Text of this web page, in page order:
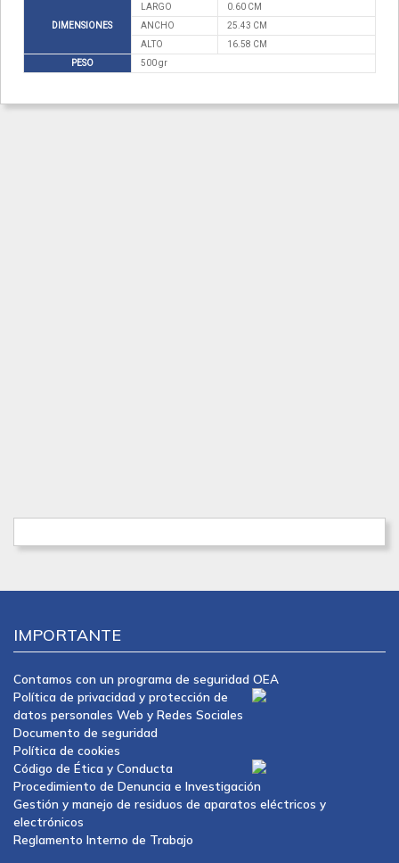
DIMENSIONES
LARGO
0.60 CM
ANCHO
25.43 CM
ALTO
16.58 CM
PESO
500 gr
IMPORTANTE
Contamos con un programa de seguridad OEA
Política de privacidad y protección de
datos personales Web y Redes Sociales
Documento de seguridad
Política de cookies
Código de Ética y Conducta
Procedimiento de Denuncia e Investigación
Gestión y manejo de residuos de aparatos eléctricos y
electrónicos
Reglamento Interno de Trabajo